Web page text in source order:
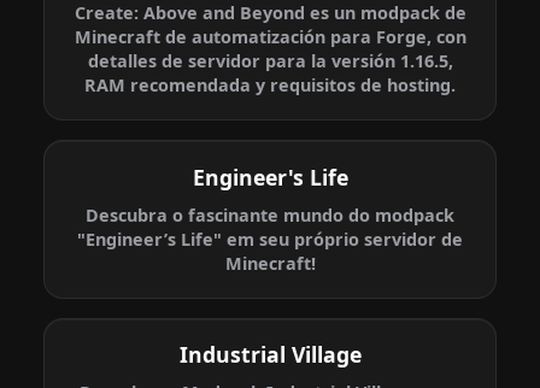
Create: Above and Beyond es un modpack de
Minecraft de automatización para Forge, con
detalles de servidor para la versión 1.16.5,
RAM recomendada y requisitos de hosting.
Engineer's Life
Descubra o fascinante mundo do modpack
"Engineer’s Life" em seu próprio servidor de
Minecraft!
Industrial Village